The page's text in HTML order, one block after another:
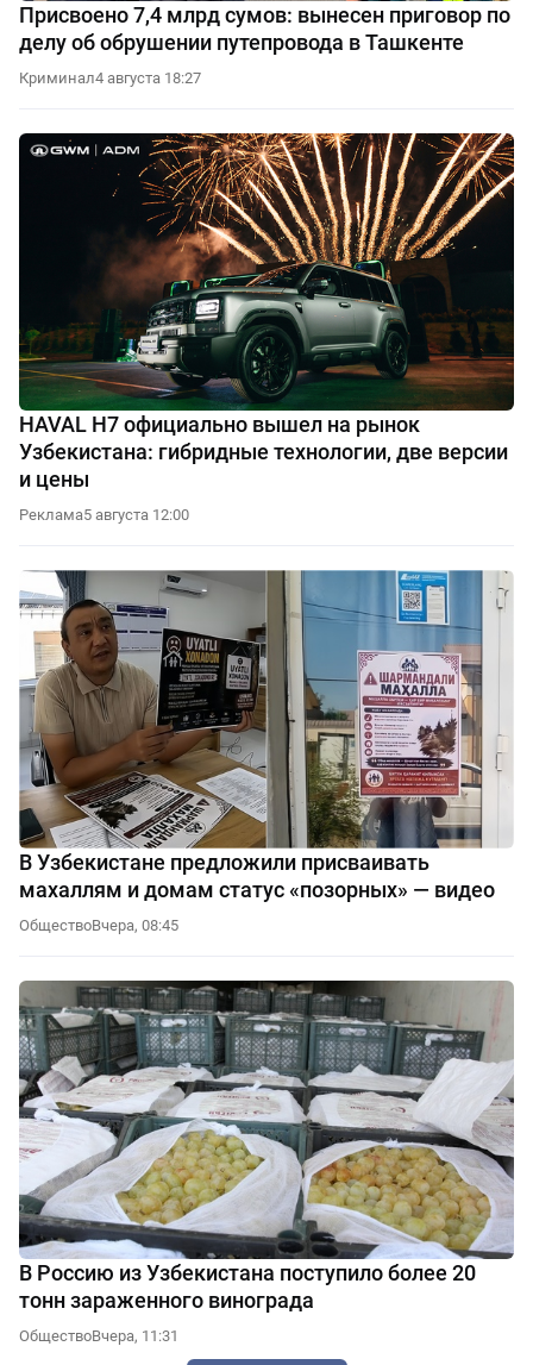
Присвоено 7,4 млрд сумов: вынесен приговор по
делу об обрушении путепровода в Ташкенте
Криминал4 августа 18:27
HAVAL H7 официально вышел на рынок
Узбекистана: гибридные технологии, две версии
и цены
Реклама5 августа 12:00
В Узбекистане предложили присваивать
махаллям и домам статус «позорных» — видео
ОбществоВчера, 08:45
В Россию из Узбекистана поступило более 20
тонн зараженного винограда
ОбществоВчера, 11:31